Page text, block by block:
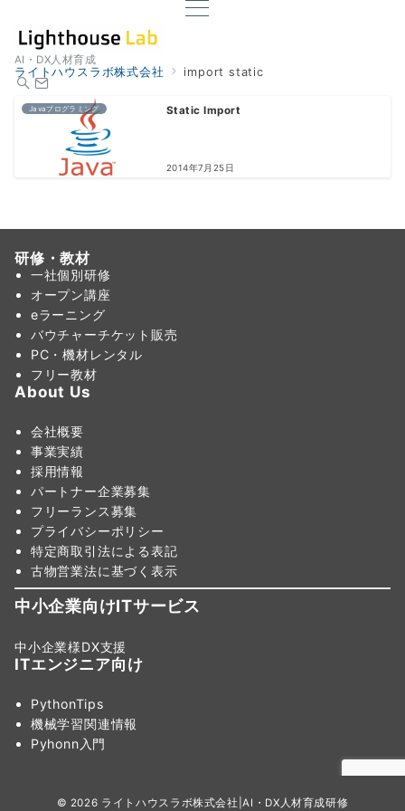
AI・DX人材育成
ライトハウスラボ株式会社 import static
Javaプログラミング Static Import
2014年7月25日
研修・教材
一社個別研修
オープン講座
eラーニング
バウチャーチケット販売
PC・機材レンタル
フリー教材
About Us
会社概要
事業実績
採用情報
パートナー企業募集
フリーランス募集
プライバシーポリシー
特定商取引法による表記
古物営業法に基づく表示
中小企業向けITサービス
中小企業様DX支援
ITエンジニア向け
PythonTips
機械学習関連情報
Pyhonn入門
© 2026 ライトハウスラボ株式会社|AI・DX人材育成研修